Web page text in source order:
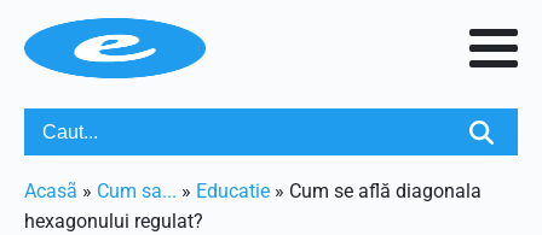
Acasã » Cum sa... » Educatie » Cum se află diagonala
hexagonului regulat?